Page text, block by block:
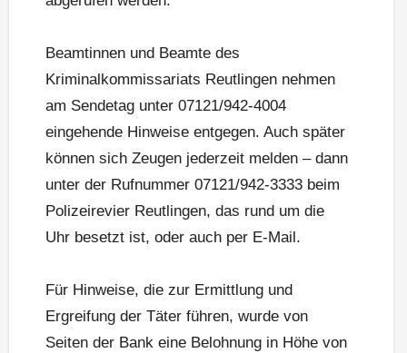
Beamtinnen und Beamte des
Kriminalkommissariats Reutlingen nehmen
am Sendetag unter 07121/942-4004
eingehende Hinweise entgegen. Auch später
können sich Zeugen jederzeit melden – dann
unter der Rufnummer 07121/942-3333 beim
Polizeirevier Reutlingen, das rund um die
Uhr besetzt ist, oder auch per E-Mail.
Für Hinweise, die zur Ermittlung und
Ergreifung der Täter führen, wurde von
Seiten der Bank eine Belohnung in Höhe von